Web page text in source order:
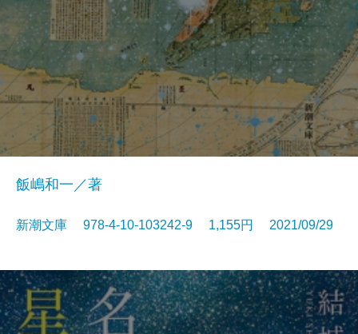
飯嶋和一／著
新潮文庫 978-4-10-103242-9 1,155円 2021/09/29